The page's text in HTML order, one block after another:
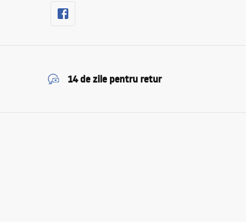
14 de zile pentru retur